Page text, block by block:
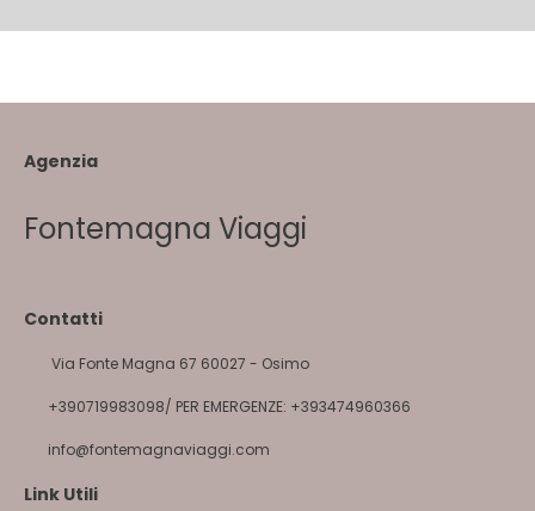
Agenzia
Fontemagna Viaggi
Contatti
Via Fonte Magna 67 60027 - Osimo
+390719983098/ PER EMERGENZE: +393474960366
info@fontemagnaviaggi.com
Link Utili